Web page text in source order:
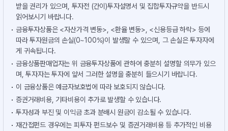
받을 권리가 있으며, 투자전 (간이)투자설명서 및 집합투자규약을 반드시
읽어보시기 바랍니다.
금융투자상품은 <자산가격 변동>, <환율 변동>, <신용등급 하락> 등에
따라 투자원금의 손실(0~100%)이 발생할 수 있으며, 그 손실은 투자자에
게 귀속됩니다.
금융상품판매업자는 위 금융투자상품에 관하여 충분히 설명할 의무가 있으
며, 투자자는 투자에 앞서 그러한 설명을 충분히 들으시기 바랍니다.
이 금융상품은 예금자보호법에 따라 보호되지 않습니다.
증권거래비용, 기타비용이 추가로 발생할 수 있습니다.
투자성과 부진 및 이익금 초과 분배시 원금이 감소될 수 있습니다.
재간접펀드 경우에는 피투자 펀드보수 및 증권거래비용 등 추가적인 비용